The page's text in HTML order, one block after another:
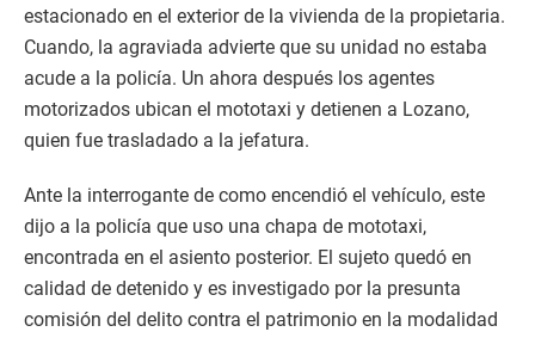
estacionado en el exterior de la vivienda de la propietaria.
Cuando, la agraviada advierte que su unidad no estaba
acude a la policía. Un ahora después los agentes
motorizados ubican el mototaxi y detienen a Lozano,
quien fue trasladado a la jefatura.
Ante la interrogante de como encendió el vehículo, este
dijo a la policía que uso una chapa de mototaxi,
encontrada en el asiento posterior. El sujeto quedó en
calidad de detenido y es investigado por la presunta
comisión del delito contra el patrimonio en la modalidad